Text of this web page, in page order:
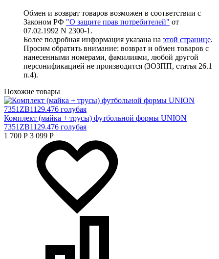
Обмен и возврат товаров возможен в соответствии с
Законом РФ "О защите прав потребителей" от
07.02.1992 N 2300-1.
Более подробная информация указана на этой странице.
Просим обратить внимание: возврат и обмен товаров с
нанесенными номерами, фамилиями, любой другой
персонификацией не производится (ЗОЗПП, статья 26.1
п.4).
Похожие товары
Комплект (майка + трусы) футбольной формы UNION
7351ZB1129.476 голубая
1 700 Р 3 099 Р